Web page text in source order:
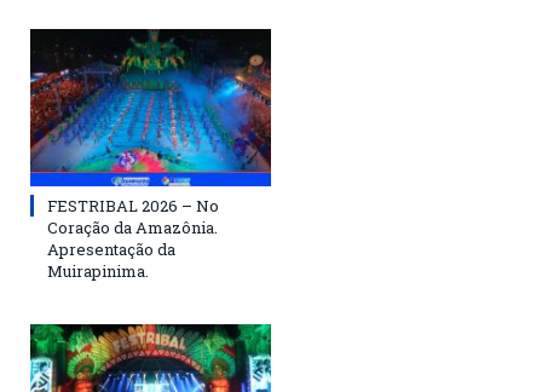
FESTRIBAL 2026 – No
Coração da Amazônia.
Apresentação da
Muirapinima.